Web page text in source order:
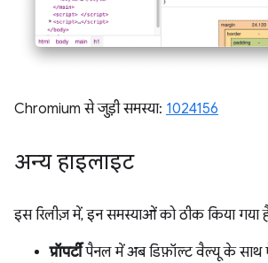
Chromium से जुड़ी समस्या: 1024156
अन्य हाइलाइट
इस रिलीज़ में, इन समस्याओं को ठीक किया गया
प्रॉपर्टीपैनल में अब डिफ़ॉल्ट वैल्यू के साथ